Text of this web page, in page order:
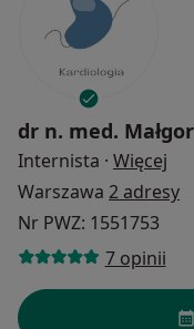
dr n. med.
Internista · Więcej
Warszawa 2 adresy
Nr PWZ: 1551753
7 opinii